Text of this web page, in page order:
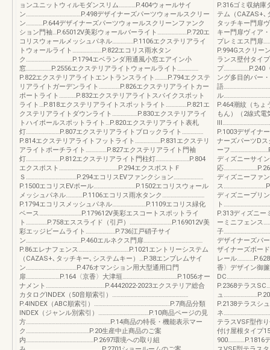
ョンユニットウィルモダンスリム…………P.404ウォールサイ
ン…………………………………P.498デザイナーズパーツウォールスクリー
ン…………P.644デザイナーズパーツウォールスクリーンファンク
ション門袖…P.65012V美彩ウォールバーライト…………………P.720エ
コリスウォールメッシュパネル……………P.1106エクステリアライ
トウォールライト…………………P.822エコリス雨水タン
ク……………………………P.1794エベランダ用通風小窓エアイン小
窓………………P.2556エクステリアライトウォールライト……………
P.822エクステリアライトエントランスライト………P.794エクステ
リアライトガーデンライト……………P.826エクステリアライトカー
ポートライト…………P.832エクステリアライトスパイクスポット
ライト…P.818エクステリアライトスポットライト……………P.821エ
クステリアライトダウンライト………………P.830エクステリアライ
トハイポールスポットライト…P.820エクステリアライト表札
灯……………………P.807エクステリアライトブロックライト……………
P.814エクステリアライトフットライト………………P.831エクステリ
アライトポーチライト……………P.827エクステリアライト門袖
灯……………………P.812エクステリアライト門柱灯……………………P.804
エクスポスト……………………………………P.294エクスポストＦ
Ｓ………………………………P.294エコリスEVファンクション…………………
P.1500エコリスEVポール…………………………P.1502エコリスウォール
メッシュパネル…………P.1106エコリス雨水タンク…………………………
P.1794エコリスメッシュパネル……………………P.1109エコリス緑化
ベース…………………………P.179612V美彩エスコートスポットライ
ト……………P.758エススライド（引戸）…………………………P.169012V美
彩エッジビームライト…………………P.736江戸硝子サイ
ン…………………………………P.460エルネクス門扉……………………………………
P.86エレナフェンス………………………………P.1021エントリーシステム
（CAZAS+､タッチキー､システムキー）…P.38エンブレムサイ
ン………………………………P.476オマンション用大型通用口門
扉……………………P.164〈京香〉大津垣…………………………………P.1056オー
ナメント……………………………………P.4442022-2023エクステリア総合
カタログINDEX（50音順索引）………………………………………………
P.4INDEX（ABC順索引）………………………………………………P.7商品分類
INDEX（ジャンル別索引）………………………………P.10商品ページの見
方……………………………………………………P.14商品の特長・機能表示マー
ク………………………………………P.20生産中止商品のご案
内…………………………………………P.2697環境への取り組
P.316ゴミ収納
テム（CAZAS+､
タッチキー門扉
キー門扉ヴィア
プレミエス門扉
P.994Gスクリー
ランス壁付タイ
プ………………P.240
ング多目的バー
語
ル
P.464潮紋（ち
もん）（2線式
P.1003デザイナ
ナーズパーツD
ーフ
ディズニーサイ
応
ディズニーファ
ス
ディズニープリ
ト
P.313ディズニ
ーミニフェンス
子
デザイナーズパ
ザイナーズボー
レール
香〉デザイン御
P.2368テラス
ュ
P.2138テラスシ
ネ
テラスVSF型作
付け屋根タイプ
900…………P.1816